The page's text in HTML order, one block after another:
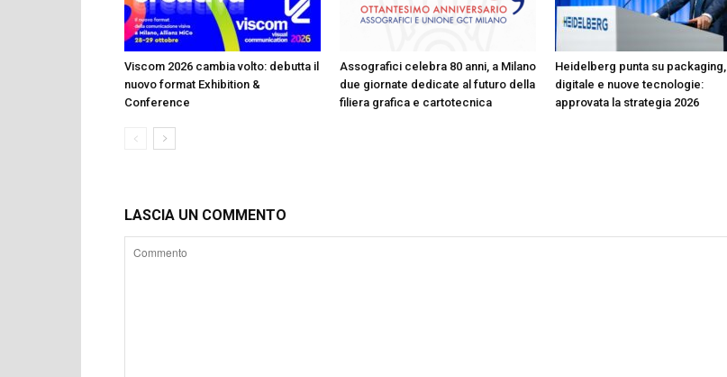
Viscom 2026 cambia volto: debutta il
nuovo format Exhibition &
Conference
Assografici celebra 80 anni, a Milano
due giornate dedicate al futuro della
filiera grafica e cartotecnica
Heidelberg punta su packaging,
digitale e nuove tecnologie:
approvata la strategia 2026
LASCIA UN COMMENTO